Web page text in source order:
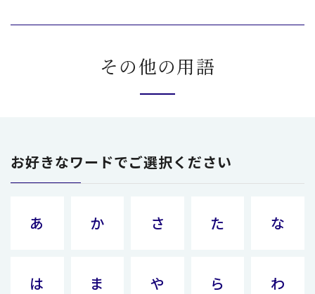
その他の用語
お好きなワードでご選択ください
あ か さ た な
は ま や ら わ